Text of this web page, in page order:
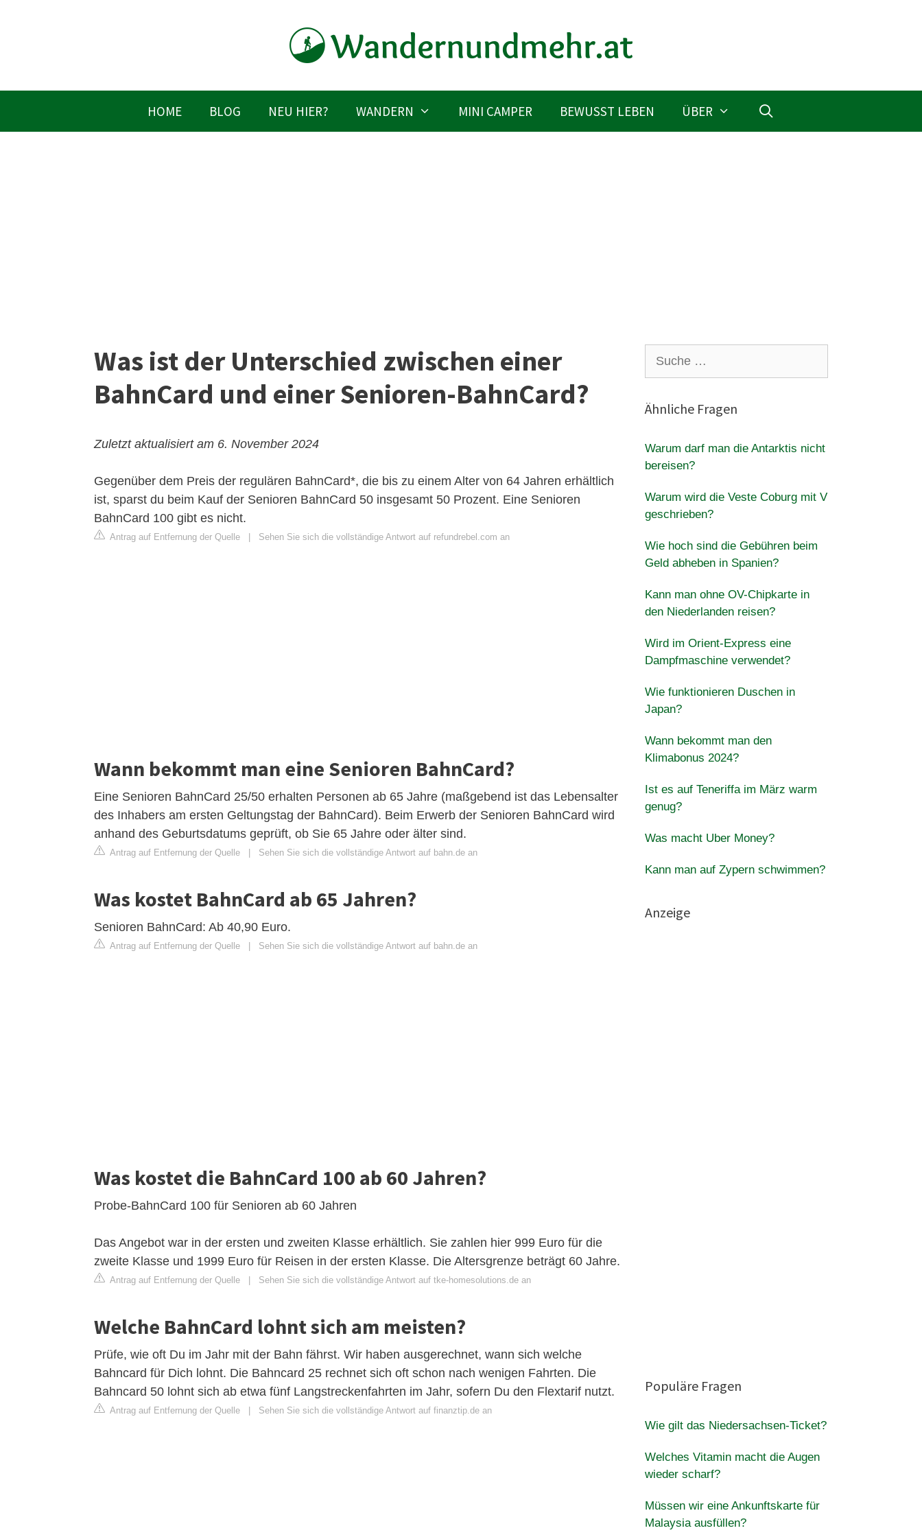
HOME BLOG NEU HIER? WANDERN MINI CAMPER BEWUSST LEBEN ÜBER
Was ist der Unterschied zwischen einer
BahnCard und einer Senioren-BahnCard?
Zuletzt aktualisiert am 6. November 2024
Gegenüber dem Preis der regulären BahnCard*, die bis zu einem Alter von 64 Jahren erhältlich
ist, sparst du beim Kauf der Senioren BahnCard 50 insgesamt 50 Prozent. Eine Senioren
BahnCard 100 gibt es nicht.
Antrag auf Entfernung der Quelle Sehen Sie sich die vollständige Antwort auf refundrebel.com an
Wann bekommt man eine Senioren BahnCard?
Eine Senioren BahnCard 25/50 erhalten Personen ab 65 Jahre (maßgebend ist das Lebensalter
des Inhabers am ersten Geltungstag der BahnCard). Beim Erwerb der Senioren BahnCard wird
anhand des Geburtsdatums geprüft, ob Sie 65 Jahre oder älter sind.
Antrag auf Entfernung der Quelle Sehen Sie sich die vollständige Antwort auf bahn.de an
Was kostet BahnCard ab 65 Jahren?
Senioren BahnCard: Ab 40,90 Euro.
Antrag auf Entfernung der Quelle Sehen Sie sich die vollständige Antwort auf bahn.de an
Was kostet die BahnCard 100 ab 60 Jahren?
Probe-BahnCard 100 für Senioren ab 60 Jahren
Das Angebot war in der ersten und zweiten Klasse erhältlich. Sie zahlen hier 999 Euro für die
zweite Klasse und 1999 Euro für Reisen in der ersten Klasse. Die Altersgrenze beträgt 60 Jahre.
Antrag auf Entfernung der Quelle Sehen Sie sich die vollständige Antwort auf tke-homesolutions.de an
Welche BahnCard lohnt sich am meisten?
Prüfe, wie oft Du im Jahr mit der Bahn fährst. Wir haben ausgerechnet, wann sich welche
Bahncard für Dich lohnt. Die Bahncard 25 rechnet sich oft schon nach wenigen Fahrten. Die
Bahncard 50 lohnt sich ab etwa fünf Langstreckenfahrten im Jahr, sofern Du den Flextarif nutzt.
Antrag auf Entfernung der Quelle Sehen Sie sich die vollständige Antwort auf finanztip.de an
nach:
Ähnliche Fragen
Warum darf man die Antarktis nicht
bereisen?
Warum wird die Veste Coburg mit V
geschrieben?
Wie hoch sind die Gebühren beim
Geld abheben in Spanien?
Kann man ohne OV-Chipkarte in
den Niederlanden reisen?
Wird im Orient-Express eine
Dampfmaschine verwendet?
Wie funktionieren Duschen in
Japan?
Wann bekommt man den
Klimabonus 2024?
Ist es auf Teneriffa im März warm
genug?
Was macht Uber Money?
Kann man auf Zypern schwimmen?
Anzeige
Populäre Fragen
Wie gilt das Niedersachsen-Ticket?
Welches Vitamin macht die Augen
wieder scharf?
Müssen wir eine Ankunftskarte für
Malaysia ausfüllen?